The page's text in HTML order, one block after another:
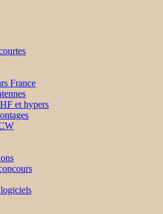
France
et hypers